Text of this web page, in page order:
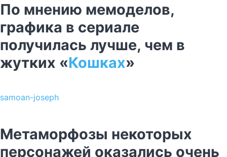
По мнению мемоделов,
графика в сериале
получилась лучше, чем в
жутких «Кошках»
samoan-joseph
Метаморфозы некоторых
персонажей оказались очень